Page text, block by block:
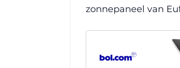
zonnepaneel van